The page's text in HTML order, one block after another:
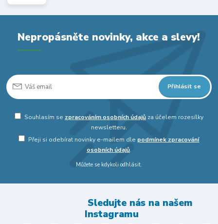
Nepropásněte novinky, akce a slevy!
Přihlásit se
Souhlasím se zpracováním osobních údajůza účelem rozesílky
newsletteru.
Přeji si odebírat novinky e-mailem dle podmínek zpracování
osobních údajů.
Můžete se kdykoli odhlásit.
Sledujte nás na našem
Instagramu